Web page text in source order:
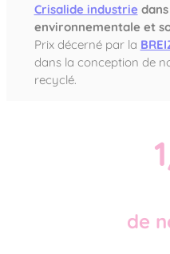
Crisalide industriedans
environnementale et
Prix décerné par la
dans la conception de
recyclé.
de